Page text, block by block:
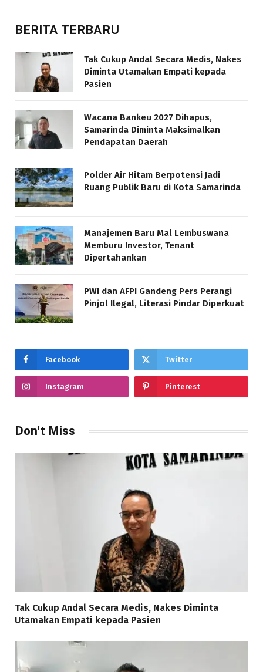
BERITA TERBARU
Tak Cukup Andal Secara Medis, Nakes
Diminta Utamakan Empati kepada
Pasien
Wacana Bankeu 2027 Dihapus,
Samarinda Diminta Maksimalkan
Pendapatan Daerah
Polder Air Hitam Berpotensi Jadi
Ruang Publik Baru di Kota Samarinda
Manajemen Baru Mal Lembuswana
Memburu Investor, Tenant
Dipertahankan
PWI dan AFPI Gandeng Pers Perangi
Pinjol Ilegal, Literasi Pindar Diperkuat
Facebook Twitter
Instagram Pinterest
Don't Miss
Tak Cukup Andal Secara Medis, Nakes Diminta
Utamakan Empati kepada Pasien